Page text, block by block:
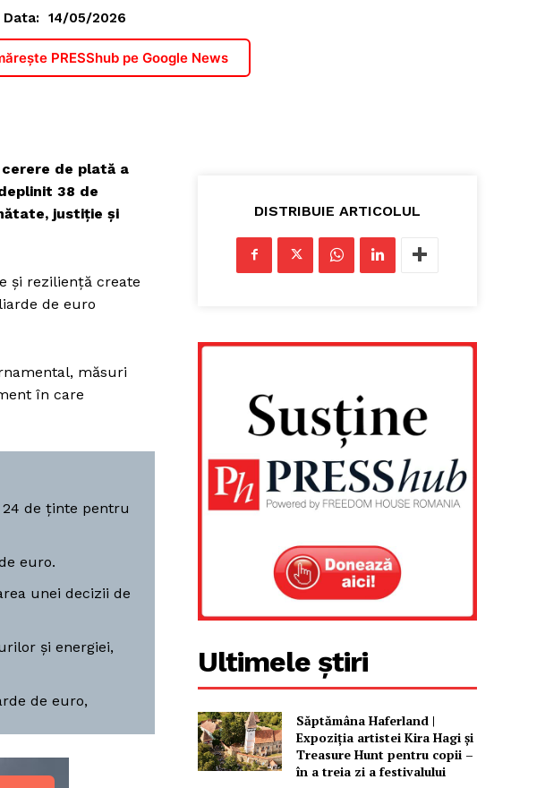
Data: 14/05/2026
PRESShub pe Google News
de plată a
38 de
justiție și
și reziliență create
de euro
măsuri
în care
24 de ținte pentru
euro.
unei decizii de
și energiei,
de euro,
DISTRIBUIE ARTICOLUL
Ultimele știri
Săptămâna Haferland |
Expoziţia artistei Kira Hagi şi
Treasure Hunt pentru copii –
în a treia zi a festivalului